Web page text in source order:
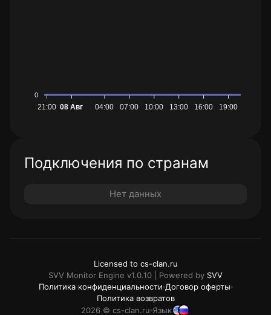
0
21:00 08 Авг 04:00 07:00 10:00 13:00 16:00 19:00
Подключения по странам
Нет данных
Политика конфиденциальности Договор оферты
Политика возвратов
2026 © cs-clan.ru Язык
Licensed to cs-clan.ru
SVV Monitor Engine v1.0.10 | Powered by SVV